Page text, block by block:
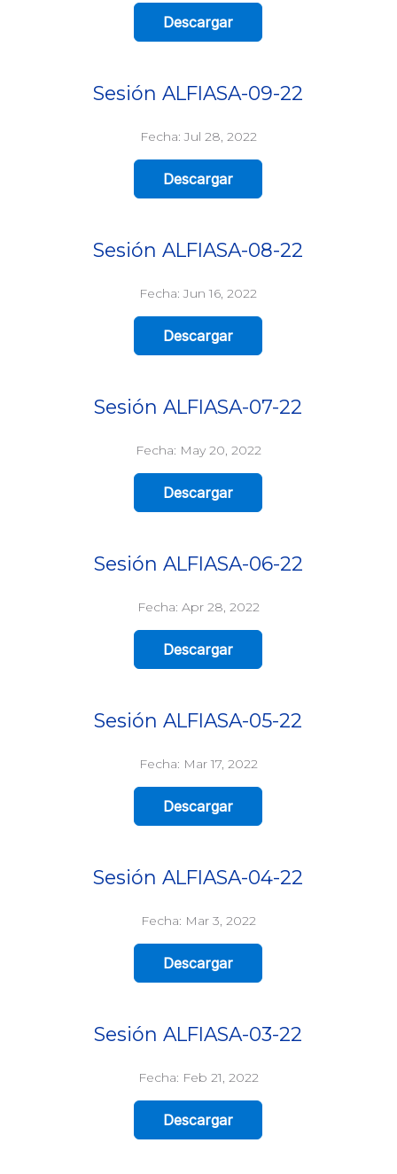
Descargar
Sesión ALFIASA-09-22
Fecha: Jul 28, 2022
Descargar
Sesión ALFIASA-08-22
Fecha: Jun 16, 2022
Descargar
Sesión ALFIASA-07-22
Fecha: May 20, 2022
Descargar
Sesión ALFIASA-06-22
Fecha: Apr 28, 2022
Descargar
Sesión ALFIASA-05-22
Fecha: Mar 17, 2022
Descargar
Sesión ALFIASA-04-22
Fecha: Mar 3, 2022
Descargar
Sesión ALFIASA-03-22
Fecha: Feb 21, 2022
Descargar